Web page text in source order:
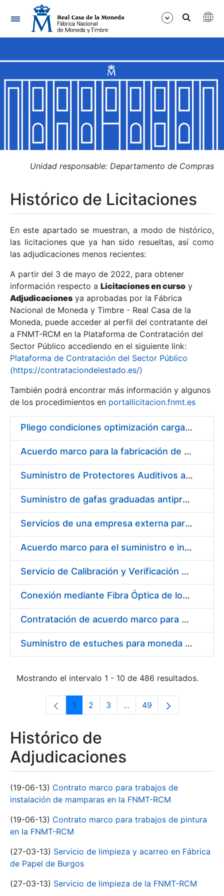
Navegación
Mostrar/Ocultar
Mostrar/Ocultar
Mostrar/Ocultar
Mostrar/Ocultar
Mostrar/Ocultar
Mostrar/Ocultar
Unidad responsable: Departamento de Compras
Histórico de Licitaciones
En este apartado se muestran, a modo de histórico,
las licitaciones que ya han sido resueltas, así como
las adjudicaciones menos recientes:
A partir del 3 de mayo de 2022, para obtener
información respecto a Licitaciones en curso y
Adjudicaciones ya aprobadas por la Fábrica
Nacional de Moneda y Timbre - Real Casa de la
Moneda, puede acceder al perfil del contratante del
a FNMT-RCM en la Plataforma de Contratación del
Sector Público accediendo en el siguiente link:
Plataforma de Contratación del Sector Público
(https://contrataciondelestado.es/)
También podrá encontrar más información y algunos
de los procedimientos en portallicitacion.fnmt.es
Pliego condiciones optimización cargas compras firmado
Acuerdo marco para la fabricación de piezas
Suministro de Protectores Auditivos a medida para las personas trabajadoras de los Centros de Trabajo de Madrid y Burgos
Suministro de gafas graduadas antiproyecciones para los trabajadores de la FNMT-RCM en los centros de trabajo de Madrid y Burgos
Servicios de una empresa externa para el asesoramiento y resolución de los recursos de alzada que se presentan relacionados con procesos de selección para la FNMT-RCM
Acuerdo marco para el suministro e instalación de persianas, estores y otros complementos
Servicio de Calibración y Verificación Externa de los Equipos de Medición del Servicio de Prevención de la FNMT-RCM
Conexión mediante Fibra Óptica de los Centros de Proceso de Datos (CPDs) de las sedes de la FNMT-RCM de Burgos y Madrid
Contratación de acuerdo marco para el Suministro de Material de Electricidad para la Fábrica Nacional de Moneda y Timbre-Real Casa de la Moneda en su centro de trabajo de Burgos
Suministro de estuches para moneda de 30 €
Mostrando el intervalo 1 - 10 de 486 resultados.
Página
1 Página
2 Página
3 ...Páginas intermedias Use
Página
49
Histórico de
Adjudicaciones
(19-06-13) Contrato marco para trabajos de
instalación de mamparas en la FNMT-RCM
(19-06-13) Contrato marco para trabajos de pintura
en la FNMT-RCM
(27-03-13) Servicio de limpieza y acarreo en Fábrica
de Papel de Burgos
(27-03-13) Servicio de limpieza de la FNMT-RCM